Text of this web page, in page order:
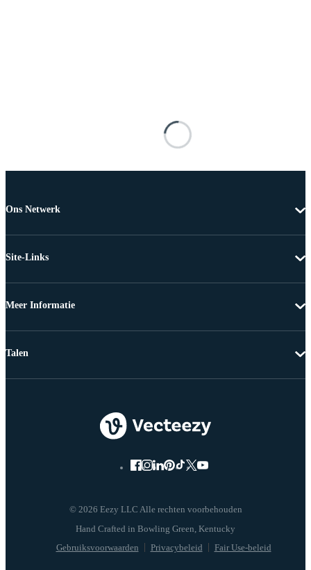
Ons Netwerk
Site-Links
Meer Informatie
© 2026 Eezy LLC Alle rechten voorbehouden
Gebruiksvoorwaarden Privacybeleid Fair Use-beleid
Talen